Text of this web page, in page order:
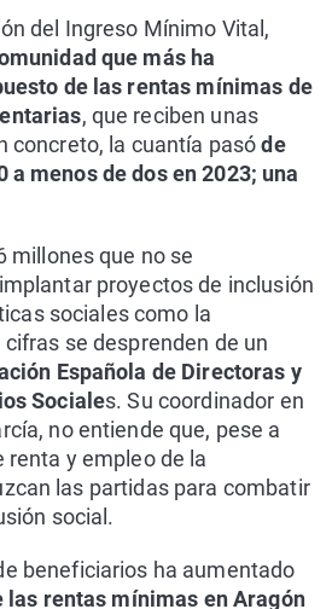
del Ingreso Mínimo Vital,
que más ha
de las rentas mínimas de
, que reciben unas
concreto, la cuantía pasóde
a menos de dos en 2023; una
millones que no se
proyectos de inclusión
sociales como la
se desprenden de un
Española de Directoras y
Sociales. Su coordinador en
no entiende que, pese a
renta y empleo de la
las partidas para combatir
social.
beneficiarios ha aumentado
las rentas mínimas en Aragón